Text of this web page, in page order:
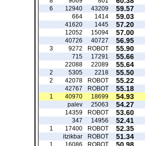
59.57
43209
12940
6
59.03
1414
664
57.20
1445
41620
57.00
15094
12052
56.95
40727
40726
55.90
ROBOT
9272
3
55.66
17291
715
55.64
22089
22088
55.50
2218
5305
2
55.22
ROBOT
42078
2
55.18
ROBOT
42767
54.93
18699
40970
1
54.27
25063
palev
53.60
ROBOT
14359
52.41
14956
347
52.35
ROBOT
17400
1
51.34
ROBOT
itzikbar
50.98
ROBOT
16086
1